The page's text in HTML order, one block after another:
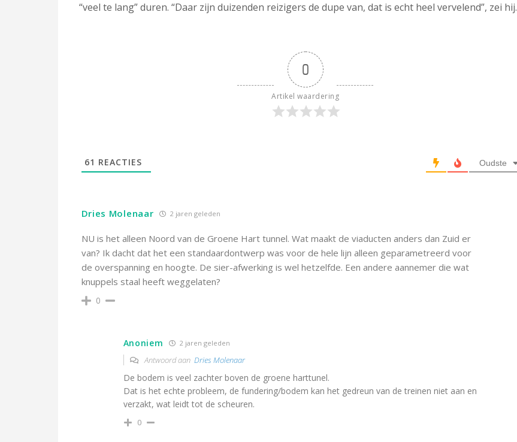
“veel te lang” duren. “Daar zijn duizenden reizigers de dupe van, dat is echt heel vervelend”, zei hij.
0
Artikel waardering
61 REACTIES Oudste
Dries Molenaar 2 jaren geleden
NU is het alleen Noord van de Groene Hart tunnel. Wat maakt de viaducten anders dan Zuid er
van? Ik dacht dat het een standaardontwerp was voor de hele lijn alleen geparametreerd voor
de overspanning en hoogte. De sier-afwerking is wel hetzelfde. Een andere aannemer die wat
knuppels staal heeft weggelaten?
0
Anoniem 2 jaren geleden
Antwoord aan Dries Molenaar
De bodem is veel zachter boven de groene harttunel.
Dat is het echte probleem, de fundering/bodem kan het gedreun van de treinen niet aan en
verzakt, wat leidt tot de scheuren.
0